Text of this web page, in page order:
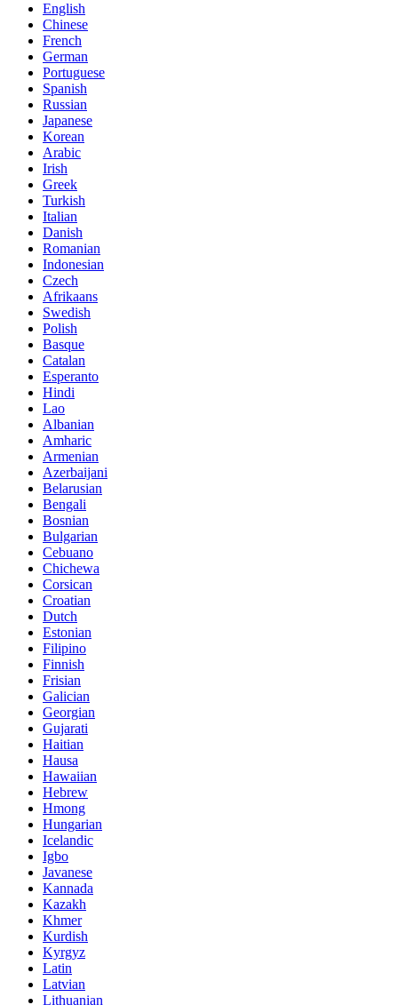
English
Chinese
French
German
Portuguese
Spanish
Russian
Japanese
Korean
Arabic
Irish
Greek
Turkish
Italian
Danish
Romanian
Indonesian
Czech
Afrikaans
Swedish
Polish
Basque
Catalan
Esperanto
Hindi
Lao
Albanian
Amharic
Armenian
Azerbaijani
Belarusian
Bengali
Bosnian
Bulgarian
Cebuano
Chichewa
Corsican
Croatian
Dutch
Estonian
Filipino
Finnish
Frisian
Galician
Georgian
Gujarati
Haitian
Hausa
Hawaiian
Hebrew
Hmong
Hungarian
Icelandic
Igbo
Javanese
Kannada
Kazakh
Khmer
Kurdish
Kyrgyz
Latin
Latvian
Lithuanian